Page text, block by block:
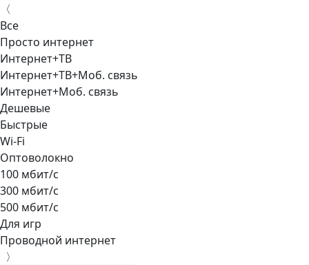
〈
Все
Просто интернет
Интернет+ТВ
Интернет+ТВ+Моб. связь
Интернет+Моб. связь
Дешевые
Быстрые
Wi-Fi
Оптоволокно
100 мбит/с
300 мбит/с
500 мбит/с
Для игр
Проводной интернет
〉